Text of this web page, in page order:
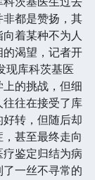
都是赞扬，其
着某种不为人
渴望，记者开
现库科茨基医
的挑战，但细
往在接受了库
转，但随后却
甚至最终走向
鉴定归结为病
一丝不寻常的